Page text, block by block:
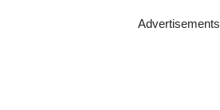
Advertisements